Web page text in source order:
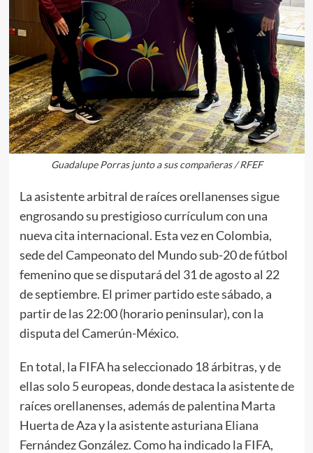
Guadalupe Porras junto a sus compañeras / RFEF
La asistente arbitral de raíces orellanenses sigue
engrosando su prestigioso currículum con una
nueva cita internacional. Esta vez en Colombia,
sede del Campeonato del Mundo sub-20 de fútbol
femenino que se disputará del 31 de agosto al 22
de septiembre. El primer partido este sábado, a
partir de las 22:00 (horario peninsular), con la
disputa del Camerún-México.
En total, la FIFA ha seleccionado 18 árbitras, y de
ellas solo 5 europeas, donde destaca la asistente de
raíces orellanenses, además de palentina Marta
Huerta de Aza y la asistente asturiana Eliana
Fernández González. Como ha indicado la FIFA,